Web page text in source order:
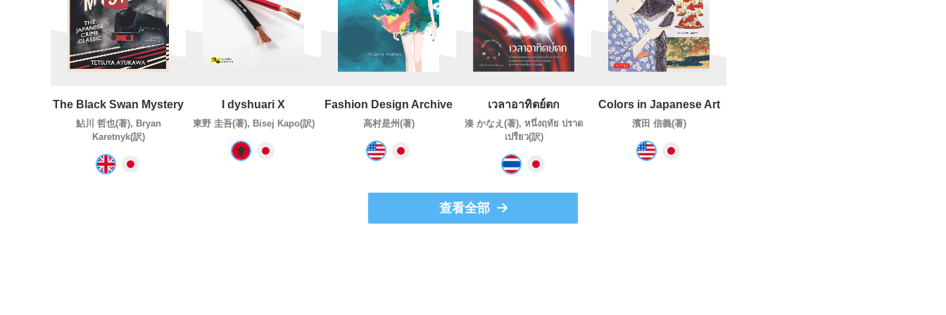
The Black Swan Mystery
鮎川 哲也(著), Bryan
Karetnyk(訳)
I dyshuari X
東野 圭吾(著), Bisej Kapo(訳)
Fashion Design Archive
高村是州(著)
เวลาอาทิตย์ตก
湊 かなえ(著), หนึ่งฤทัย ปราด
เปรียว(訳)
Colors in Japanese Art
濱田 信義(著)
查看全部